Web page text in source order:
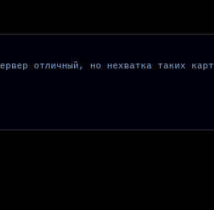
отличный, но нехватка таких карт